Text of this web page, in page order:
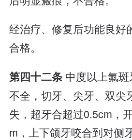
经治疗、修复后功能良好
合格。
第四十二条 中度以上氟
不全，切牙、尖牙、双尖
失，超牙合超过0.5cm，
m，上下颌牙咬合到对侧